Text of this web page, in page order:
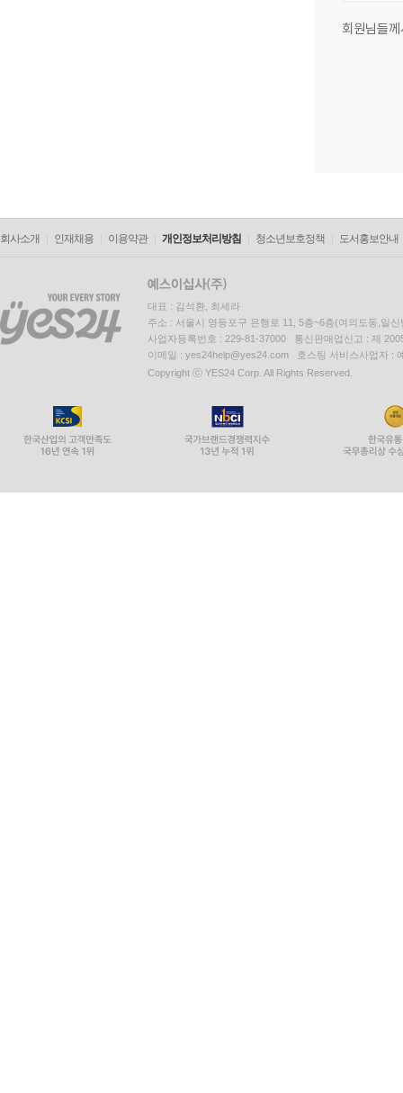
회원님들
회사소개 인재채용 이용약관 개인정보처리방침 청소년보호정책 도서홍보안내
대표 : 김석환, 최세라
주소 : 서울시 영등포구 은행로 11, 5층~6층(여의도동,일신
사업자등록번호 : 229-81-37000 통신판매업신고 : 제
이메일 : yes24help@yes24.com 호스팅 서비스사업자 :
Copyright ⓒ YES24 Corp. All Rights Reserved.